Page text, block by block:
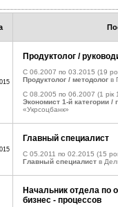
Продуктолог /
C 06.2007 по 03.2015 (19
Продуктолог / методолог в
C 08.2005 по 06.2007 (1 рік
Экономист 1-й категории
«Укрсоцбанк»
Главный специалист
C 05.2011 по 02.2015 (15
Главный специалист в
Начальник отдела по
бизнес - процессов